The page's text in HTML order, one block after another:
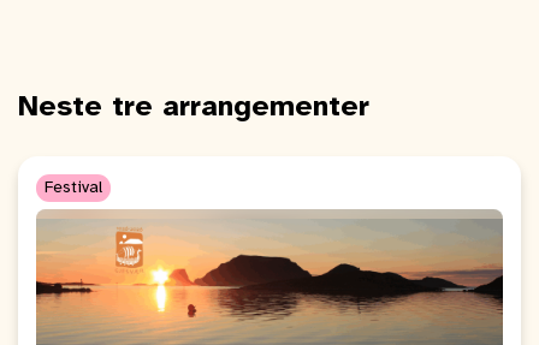
Neste tre arrangementer
Festival